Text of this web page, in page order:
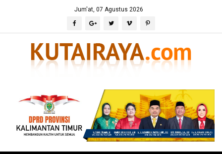
Jum'at, 07 Agustus 2026